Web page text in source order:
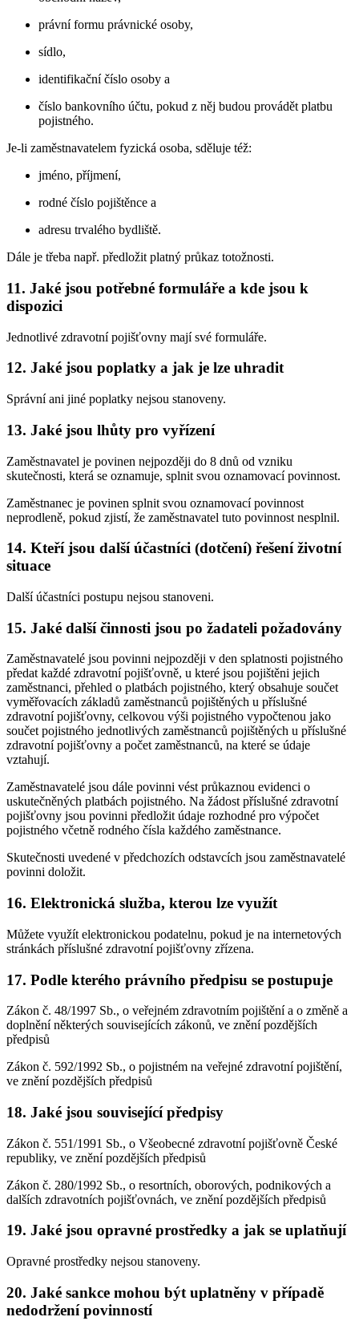
právní formu právnické osoby,
sídlo,
identifikační číslo osoby a
číslo bankovního účtu, pokud z něj budou provádět platbu
pojistného.
Je-li zaměstnavatelem fyzická osoba, sděluje též:
jméno, příjmení,
rodné číslo pojištěnce a
adresu trvalého bydliště.
Dále je třeba např. předložit platný průkaz totožnosti.
11. Jaké jsou potřebné formuláře a kde jsou k
dispozici
Jednotlivé zdravotní pojišťovny mají své formuláře.
12. Jaké jsou poplatky a jak je lze uhradit
Správní ani jiné poplatky nejsou stanoveny.
13. Jaké jsou lhůty pro vyřízení
Zaměstnavatel je povinen nejpozději do 8 dnů od vzniku
skutečnosti, která se oznamuje, splnit svou oznamovací povinnost.
Zaměstnanec je povinen splnit svou oznamovací povinnost
neprodleně, pokud zjistí, že zaměstnavatel tuto povinnost nesplnil.
14. Kteří jsou další účastníci (dotčení) řešení životní
situace
Další účastníci postupu nejsou stanoveni.
15. Jaké další činnosti jsou po žadateli požadovány
Zaměstnavatelé jsou povinni nejpozději v den splatnosti pojistného
předat každé zdravotní pojišťovně, u které jsou pojištěni jejich
zaměstnanci, přehled o platbách pojistného, který obsahuje součet
vyměřovacích základů zaměstnanců pojištěných u příslušné
zdravotní pojišťovny, celkovou výši pojistného vypočtenou jako
součet pojistného jednotlivých zaměstnanců pojištěných u příslušné
zdravotní pojišťovny a počet zaměstnanců, na které se údaje
vztahují.
Zaměstnavatelé jsou dále povinni vést průkaznou evidenci o
uskutečněných platbách pojistného. Na žádost příslušné zdravotní
pojišťovny jsou povinni předložit údaje rozhodné pro výpočet
pojistného včetně rodného čísla každého zaměstnance.
Skutečnosti uvedené v předchozích odstavcích jsou zaměstnavatelé
povinni doložit.
16. Elektronická služba, kterou lze využít
Můžete využít elektronickou podatelnu, pokud je na internetových
stránkách příslušné zdravotní pojišťovny zřízena.
17. Podle kterého právního předpisu se postupuje
Zákon č. 48/1997 Sb., o veřejném zdravotním pojištění a o změně a
doplnění některých souvisejících zákonů, ve znění pozdějších
předpisů
Zákon č. 592/1992 Sb., o pojistném na veřejné zdravotní pojištění,
ve znění pozdějších předpisů
18. Jaké jsou související předpisy
Zákon č. 551/1991 Sb., o Všeobecné zdravotní pojišťovně České
republiky, ve znění pozdějších předpisů
Zákon č. 280/1992 Sb., o resortních, oborových, podnikových a
dalších zdravotních pojišťovnách, ve znění pozdějších předpisů
19. Jaké jsou opravné prostředky a jak se uplatňují
Opravné prostředky nejsou stanoveny.
20. Jaké sankce mohou být uplatněny v případě
nedodržení povinností